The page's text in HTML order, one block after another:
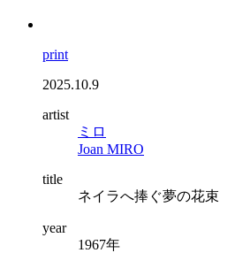
print
2025.10.9
artist
ミロ
Joan MIRO
title
ネイラへ捧ぐ夢の花束
year
1967年